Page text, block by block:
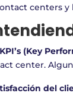
centers
KPI’s (Key
center.
del